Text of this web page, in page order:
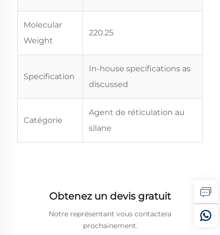
Molecular
Weight
220.25
Specification
In-house specifications as
discussed
Catégorie
Agent de réticulation au
silane
Obtenez un devis gratuit
Notre représentant vous contactera
prochainement.